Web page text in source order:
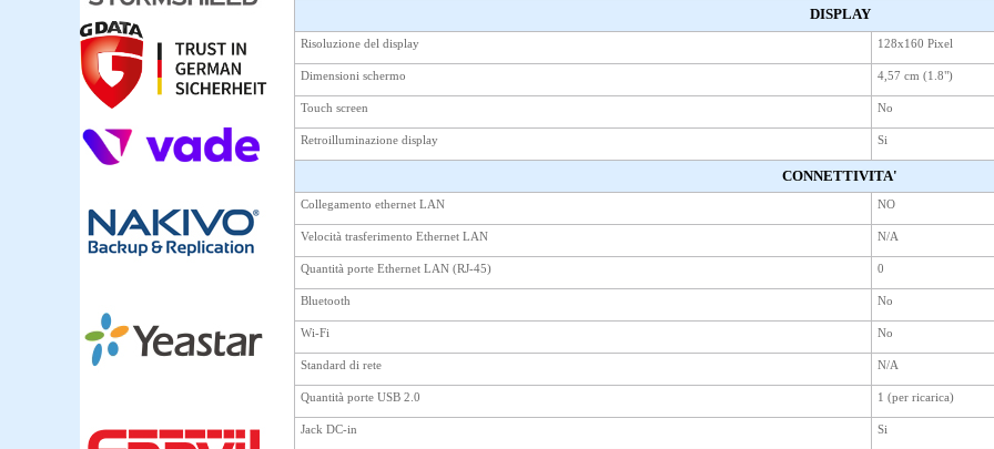
DISPLAY
Risoluzione del display 128x160 Pixel
Dimensioni schermo 4,57 cm (1.8")
Touch screen No
Retroilluminazione display Si
CONNETTIVITA'
Collegamento ethernet LAN NO
Velocità trasferimento Ethernet LAN N/A
Quantità porte Ethernet LAN (RJ-45) 0
Bluetooth No
Wi-Fi No
Standard di rete N/A
Quantità porte USB 2.0 1 (per ricarica)
Jack DC-in Si